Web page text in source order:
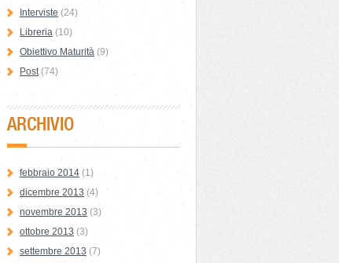
Interviste (24)
Libreria (10)
Obiettivo Maturità (9)
Post(74)
ARCHIVIO
febbraio 2014 (1)
dicembre 2013 (4)
novembre 2013 (3)
ottobre 2013 (3)
settembre 2013 (7)